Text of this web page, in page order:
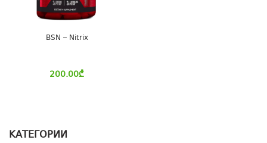
КАТЕГОРИИ
BSN – Nitrix
200.00₾